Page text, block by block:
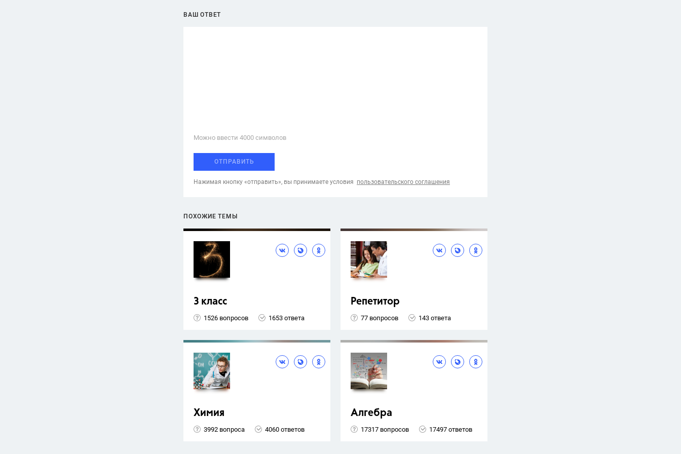
ВАШ ОТВЕТ
Можно ввести 4000 cимволов
ОТПРАВИТЬ
Нажимая кнопку «отправить», вы принимаете условия пользовательского соглашения
ПОХОЖИЕ ТЕМЫ
3 класс
1526 вопросов 1653 ответа
Репетитор
77 вопросов 143 ответа
Химия
3992 вопроса 4060 ответов
Алгебра
17317 вопросов 17497 ответов